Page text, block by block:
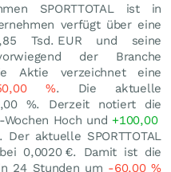
SPORTTOTAL ist in
verfügt über eine
Tsd. EUR und seine
der Branche
Aktie verzeichnet eine
%. Die aktuelle
%. Derzeit notiert die
Hoch und +100,00
aktuelle SPORTTOTAL
0,0020 €. Damit ist die
24 Stunden um -60,00%